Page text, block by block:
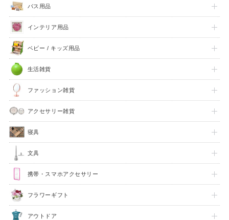
バス用品
インテリア用品
ベビー / キッズ用品
生活雑貨
ファッション雑貨
アクセサリー雑貨
寝具
文具
携帯・スマホアクセサリー
フラワーギフト
アウトドア